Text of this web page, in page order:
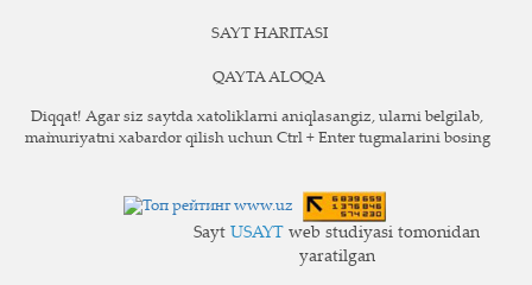
SAYT HARITASI
QAYTA ALOQA
Diqqat! Agar siz saytda xatoliklarni aniqlasangiz, ularni belgilab,
ma`muriyatni xabardor qilish uchun Ctrl + Enter tugmalarini bosing
Sayt USAYT web studiyasi tomonidan
yaratilgan